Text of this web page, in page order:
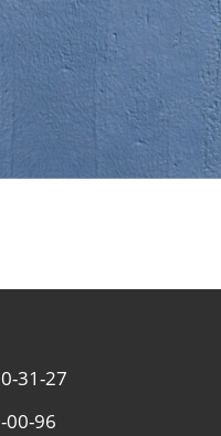
31-27
00-96